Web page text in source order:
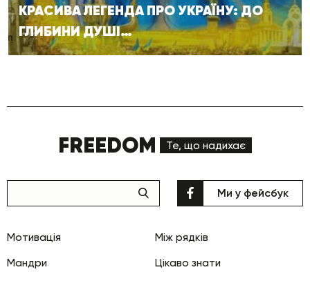
КРАСИВА ЛЕГЕНДА ПРО УКРАЇНУ: ДО
ГЛИБИНИ ДУШІ…
FREEDOM Те, що надихає
Мотивація
Між рядків
Мандри
Цікаво знати
Ми у фейсбук